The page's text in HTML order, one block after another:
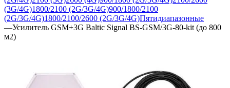
(3G/4G)1800/2100 (2G/3G/4G)900/1800/2100
(2G/3G/4G)1800/2100/2600 (2G/3G/4G)Пятидиапазонные
—Усилитель GSM+3G Baltic Signal BS-GSM/3G-80-kit (до 800
м2)